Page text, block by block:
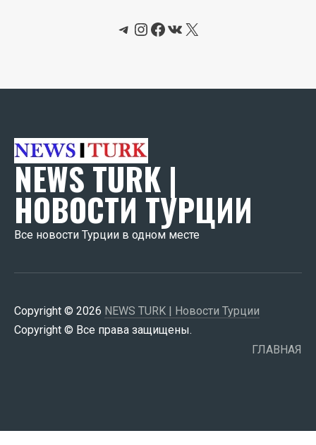
Telegram
Instagram
Facebook
ВКонтакте
X
NEWS TURK |
НОВОСТИ ТУРЦИИ
Все новости Турции в одном месте
Copyright © 2026 NEWS TURK | Новости Турции
Copyright © Все права защищены.
ГЛАВНАЯ